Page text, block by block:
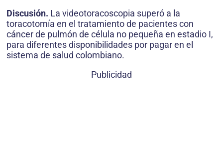
Discusión. La videotoracoscopia superó a la
toracotomía en el tratamiento de pacientes con
cáncer de pulmón de célula no pequeña en estadio I,
para diferentes disponibilidades por pagar en el
sistema de salud colombiano.
Publicidad